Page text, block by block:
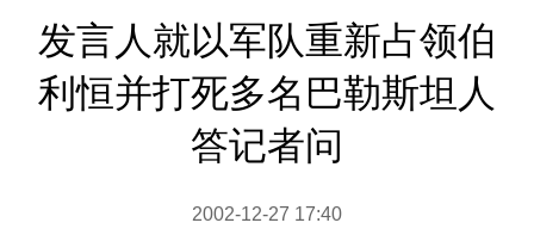
发言人就以军队重新占领伯
利恒并打死多名巴勒斯坦人
答记者问
2002-12-27 17:40